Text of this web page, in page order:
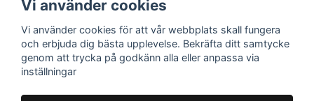
sociala medier!
Facebook
Instagram
Youtube
E-handel
Vi använder cookies
Vi använder cookies för att vår webbplats skall fungera
och erbjuda dig bästa upplevelse. Bekräfta ditt samtycke
genom att trycka på godkänn alla eller anpassa via
inställningar